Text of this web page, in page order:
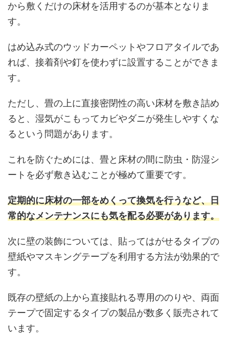
から敷くだけの床材を活用するのが基本となりま
す。
はめ込み式のウッドカーペットやフロアタイルであ
れば、接着剤や釘を使わずに設置することができま
す。
ただし、畳の上に直接密閉性の高い床材を敷き詰め
ると、湿気がこもってカビやダニが発生しやすくな
るという問題があります。
これを防ぐためには、畳と床材の間に防虫・防湿シ
ートを必ず敷き込むことが極めて重要です。
定期的に床材の一部をめくって換気を行うなど、日
常的なメンテナンスにも気を配る必要があります。
次に壁の装飾については、貼ってはがせるタイプの
壁紙やマスキングテープを利用する方法が効果的で
す。
既存の壁紙の上から直接貼れる専用ののりや、両面
テープで固定するタイプの製品が数多く販売されて
います。